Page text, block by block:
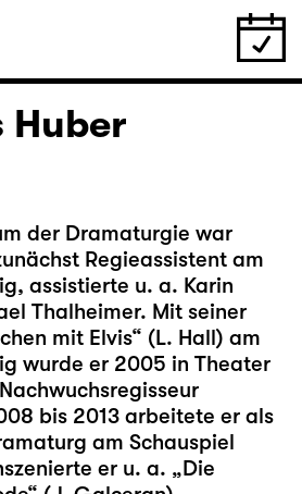
Huber
der Dramaturgie war
Regieassistent am
assistierte u. a. Karin
Thalheimer. Mit seiner
mit Elvis“ (L. Hall) am
wurde er 2005 in Theater
bis 2013 arbeitete er als
am Schauspiel
er u. a. „Die